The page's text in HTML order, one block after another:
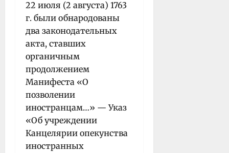
22 июля (2 августа) 1763
г. были обнародованы
два законодательных
акта, ставших
органичным
продолжением
Манифеста «О
позволении
иностранцам…» — Указ
«Об учреждении
Канцелярии опекунства
иностранных